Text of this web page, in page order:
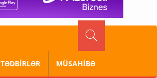
TƏDBİRLƏR MÜSAHİBƏ